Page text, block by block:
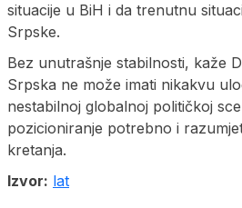
situacije u BiH i da trenutnu
Srpske.
Bez unutrašnje stabilnosti, kaže
Srpska ne može imati nikakvu
nestabilnoj globalnoj političkoj
pozicioniranje potrebno i
kretanja.
Izvor: lat